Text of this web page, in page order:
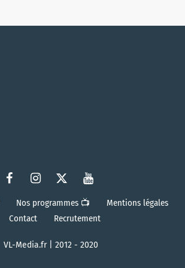
Nos programmes 📺
Mentions légales
Contact
Recrutement
VL-Media.fr | 2012 - 2020